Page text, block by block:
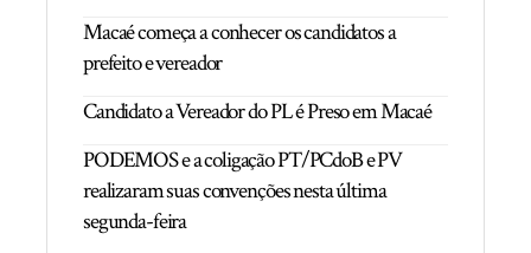
Macaé começa a conhecer os candidatos a
prefeito e vereador
Candidato a Vereador do PL é Preso em Macaé
PODEMOS e a coligação PT/PCdoB e PV
realizaram suas convenções nesta última
segunda-feira